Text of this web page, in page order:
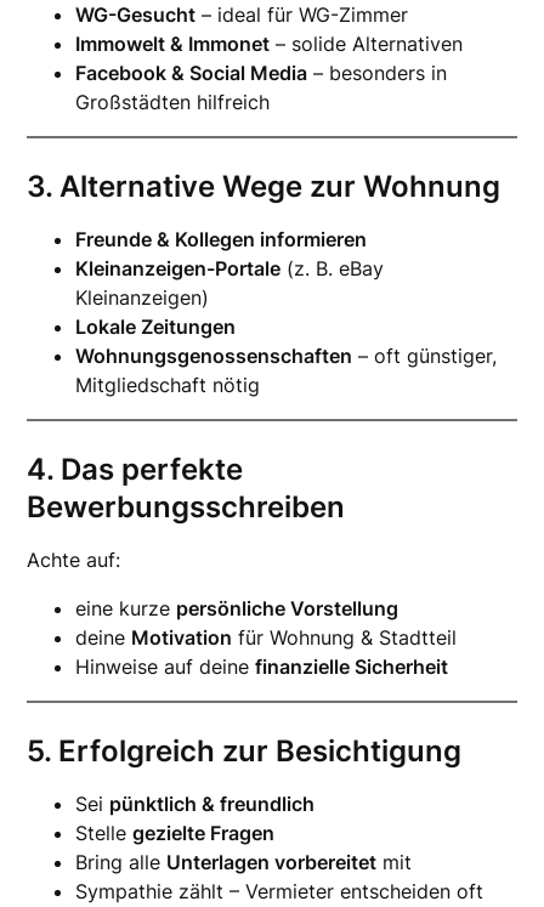
WG-Gesucht – ideal für WG-Zimmer
Immowelt & Immonet – solide Alternativen
Facebook & Social Media – besonders in
Großstädten hilfreich
3. Alternative Wege zur Wohnung
Freunde & Kollegen informieren
Kleinanzeigen-Portale (z. B. eBay
Kleinanzeigen)
Lokale Zeitungen
Wohnungsgenossenschaften – oft günstiger,
Mitgliedschaft nötig
4. Das perfekte
Bewerbungsschreiben
Achte auf:
eine kurze persönliche Vorstellung
deine Motivation für Wohnung & Stadtteil
Hinweise auf deinefinanzielle Sicherheit
5. Erfolgreich zur Besichtigung
Sei pünktlich & freundlich
Stellegezielte Fragen
Bring alle Unterlagen vorbereitet mit
Sympathie zählt – Vermieter entscheiden oft